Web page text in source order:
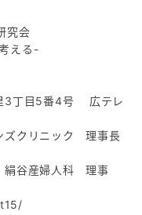
究会
える-
目5番4号 広テレ
ズクリニック 理事長
谷産婦人科 理事